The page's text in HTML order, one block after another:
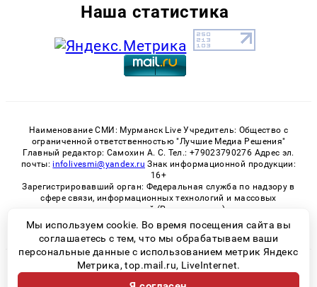
Наша статистика
Наименование СМИ: Мурманск Live Учредитель: Общество с
ограниченной ответственностью "Лучшие Медиа Решения"
Главный редактор: Самохин А. С. Тел.: +79023790276 Адрес эл.
почты: infolivesmi@yandex.ru Знак информационной продукции:
16+
Зарегистрировавший орган: Федеральная служба по надзору в
сфере связи, информационных технологий и массовых
коммуникаций (Роскомнадзор)
Регистрационный номер СМИ ЭЛ № ФС 77 - 82534 от 21.01.2022
© 2026 «Murmansk-live» | Все права защищены
Мы используем cookie. Во время посещения сайта вы
соглашаетесь с тем, что мы обрабатываем ваши
персональные данные с использованием метрик Яндекс
Метрика, top.mail.ru, LiveInternet.